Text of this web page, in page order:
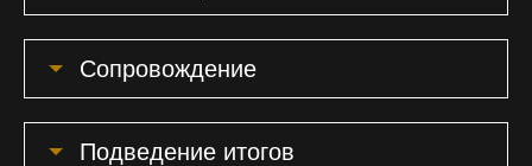
Сопровождение
Подведение итогов